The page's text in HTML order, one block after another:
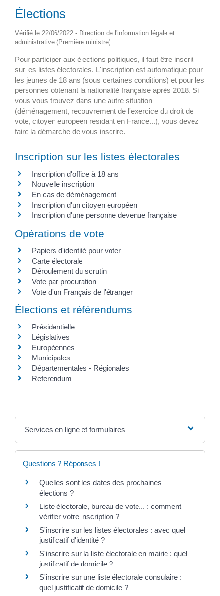
Élections
Vérifié le 22/06/2022 - Direction de l'information légale et
administrative (Première ministre)
Pour participer aux élections politiques, il faut être inscrit
sur les listes électorales. L'inscription est automatique pour
les jeunes de 18 ans (sous certaines conditions) et pour les
personnes obtenant la nationalité française après 2018. Si
vous vous trouvez dans une autre situation
(déménagement, recouvrement de l'exercice du droit de
vote, citoyen européen résidant en France...), vous devez
faire la démarche de vous inscrire.
Inscription sur les listes électorales
Inscription d'office à 18 ans
Nouvelle inscription
En cas de déménagement
Inscription d'un citoyen européen
Inscription d'une personne devenue française
Opérations de vote
Papiers d'identité pour voter
Carte électorale
Déroulement du scrutin
Vote par procuration
Vote d'un Français de l'étranger
Élections et référendums
Présidentielle
Législatives
Européennes
Municipales
Départementales - Régionales
Referendum
Services en ligne et formulaires
Questions ? Réponses !
Quelles sont les dates des prochaines
élections ?
Liste électorale, bureau de vote... : comment
vérifier votre inscription ?
S'inscrire sur les listes électorales : avec quel
justificatif d'identité ?
S'inscrire sur la liste électorale en mairie : quel
justificatif de domicile ?
S'inscrire sur une liste électorale consulaire :
quel justificatif de domicile ?